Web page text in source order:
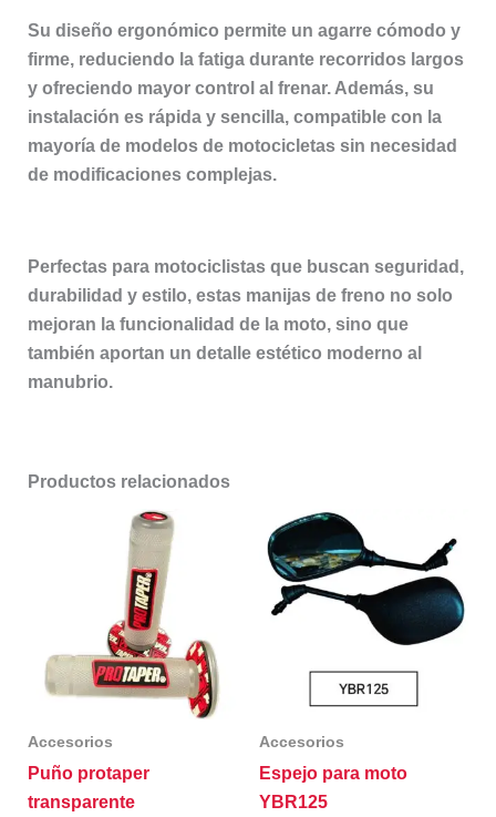
Su diseño ergonómico permite un agarre cómodo y
firme, reduciendo la fatiga durante recorridos largos
y ofreciendo mayor control al frenar. Además, su
instalación es rápida y sencilla, compatible con la
mayoría de modelos de motocicletas sin necesidad
de modificaciones complejas.
Perfectas para motociclistas que buscan seguridad,
durabilidad y estilo, estas manijas de freno no solo
mejoran la funcionalidad de la moto, sino que
también aportan un detalle estético moderno al
manubrio.
Productos relacionados
Accesorios
Puño protaper
transparente
Accesorios
Espejo para moto
YBR125